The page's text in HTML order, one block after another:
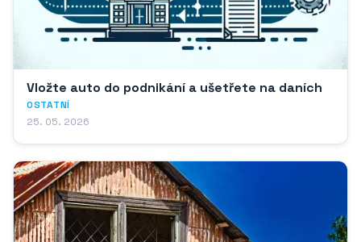
Vložte auto do podnikání a ušetřete na daních
OSTATNÍ
25. 05. 2026